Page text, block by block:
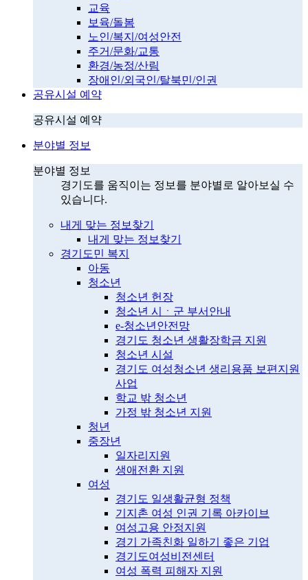
교육
보육/돌봄
노인/복지/여성안전
주거/문화/교통
환경/농정/산림
장애인/외국인/탈북민/인권
공유시설 예약
공유시설 예약
분야별 정보
분야별 정보
경기도를 움직이는 정보를 분야별로 알아보실 수
있습니다.
내게 맞는 정보찾기
내게 맞는 정보찾기
경기도민 복지
아동
청소년
청소년 헌장
청소년 시ㆍ군 부서안내
e-청소년안전망
경기도 청소년 생활장학금 지원
청소년 시설
경기도 여성청소년 생리용품 보편지원
사업
학교 밖 청소년
가정 밖 청소년 지원
청년
중장년
일자리지원
생애전환 지원
여성
경기도 일생활균형 정책
기지촌 여성 인권 기록 아카이브
여성고용 안정지원
경기 가족친화 일하기 좋은 기업
경기도여성비전센터
여성 폭력 피해자 지원